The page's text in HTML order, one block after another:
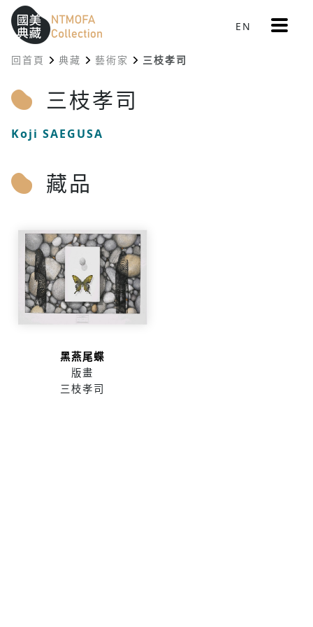
跳到中間主要內容區
網站導覽
::: EN 更
多
:::
回首頁 典藏 藝術家 三枝孝司
三枝孝司
Koji SAEGUSA
藏品
黑燕尾蝶
版畫
三枝孝司